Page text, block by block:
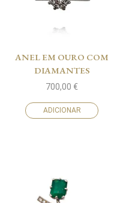
ANEL EM OURO COM
DIAMANTES
700,00 €
ADICIONAR